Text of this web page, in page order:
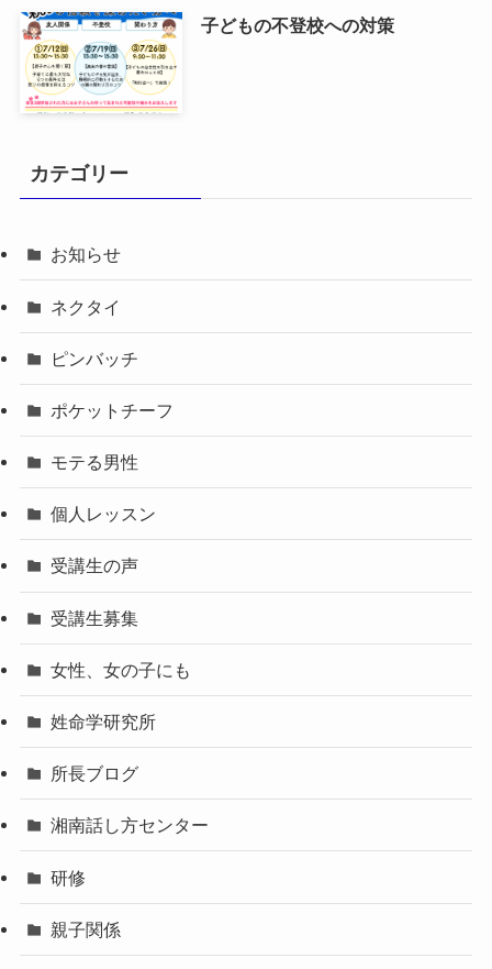
子どもの不登校への対策
カテゴリー
お知らせ
ネクタイ
ピンバッチ
ポケットチーフ
モテる男性
個人レッスン
受講生の声
受講生募集
女性、女の子にも
姓命学研究所
所長ブログ
湘南話し方センター
研修
親子関係